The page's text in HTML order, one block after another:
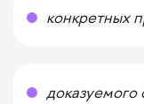
конкретных
доказуемого